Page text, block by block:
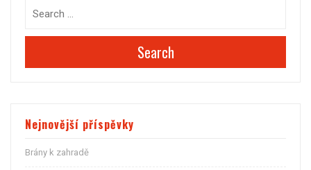
Search
Nejnovější příspěvky
Brány k zahradě